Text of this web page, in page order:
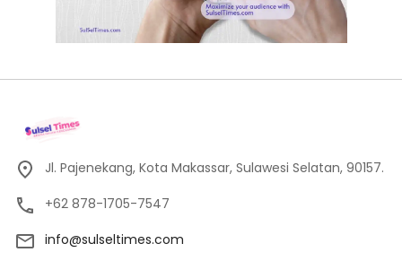
Jl. Pajenekang, Kota Makassar, Sulawesi Selatan, 90157.
+62 878-1705-7547
info@sulseltimes.com